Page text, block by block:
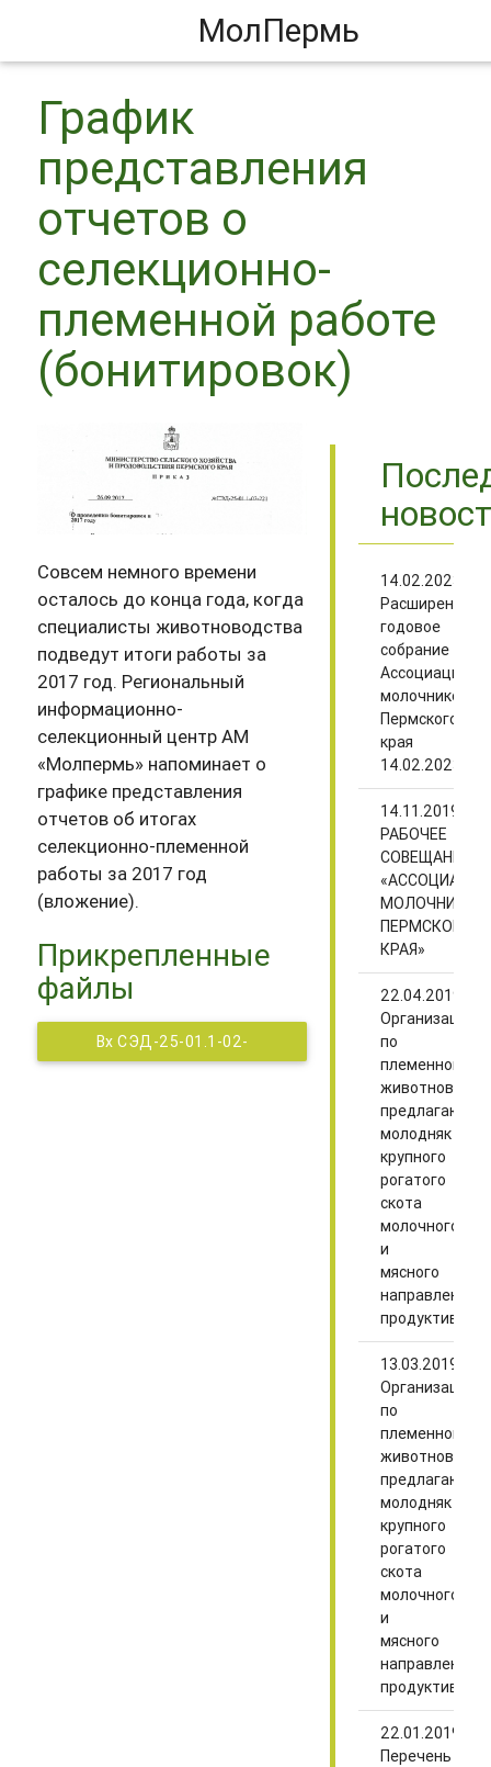
МолПермь
График
представления
отчетов о
селекционно-
племенной работе
(бонитировок)
Совсем немного времени
осталось до конца года, когда
специалисты животноводства
подведут итоги работы за
2017 год. Региональный
информационно-
селекционный центр АМ
«Молпермь» напоминает о
графике представления
отчетов об итогах
селекционно-племенной
работы за 2017 год
(вложение).
Прикрепленные
файлы
Вх СЭД-25-01.1-02-
14.02.2023
Расширенное
годовое
собрание
Ассоциации
молочников
Пермского
края
14.02.2023
14.11.2019
РАБОЧЕЕ
СОВЕЩАНИЕ
«АССОЦИАЦИИ
МОЛОЧНИКОВ
ПЕРМСКОГО
КРАЯ»
22.04.2019
Организации
по
племенному
предлагают
молодняк
крупного
рогатого
скота
молочного
и
мясного
направлений
13.03.2019
Организации
по
племенному
предлагают
молодняк
крупного
рогатого
скота
молочного
и
мясного
направлений
22.01.2019
Перечень